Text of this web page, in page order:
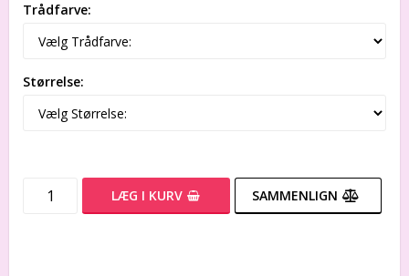
Trådfarve:
Størrelse:
LÆG I KURV SAMMENLIGN